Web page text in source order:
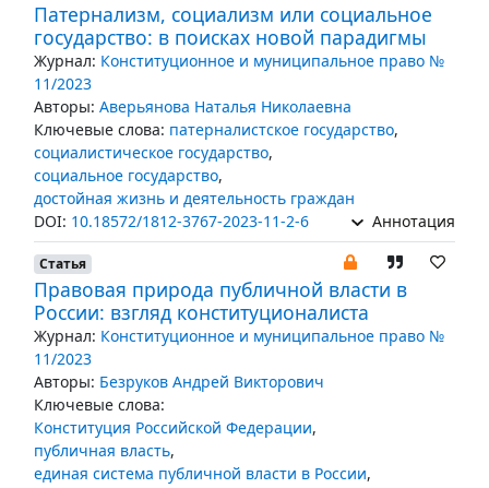
Патернализм, социализм или социальное
государство: в поисках новой парадигмы
Журнал: Конституционное и муниципальное право №
11/2023
Авторы: Аверьянова Наталья Николаевна
Ключевые слова: патерналистское государство,
социалистическое государство,
социальное государство,
достойная жизнь и деятельность граждан
DOI: 10.18572/1812-3767-2023-11-2-6 Аннотация
Статья
Правовая природа публичной власти в
России: взгляд конституционалиста
Журнал: Конституционное и муниципальное право №
11/2023
Авторы: Безруков Андрей Викторович
Ключевые слова:
Конституция Российской Федерации,
публичная власть,
единая система публичной власти в России,